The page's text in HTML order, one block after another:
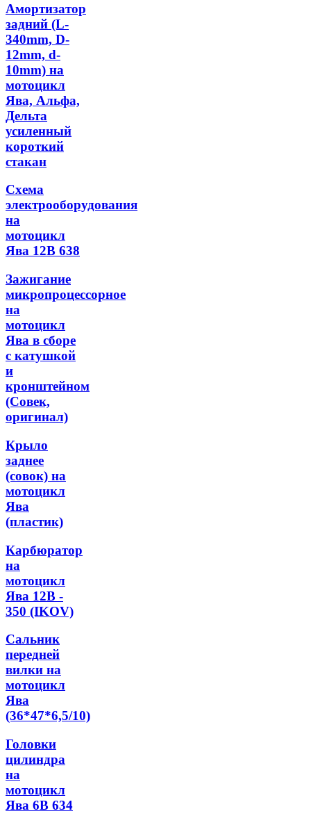
Амортизатор
задний (L-
340mm, D-
12mm, d-
10mm) на
мотоцикл
Ява, Альфа,
Дельта
усиленный
короткий
стакан
Схема
электрооборудования
на
мотоцикл
Ява 12В 638
Зажигание
микропроцессорное
на
мотоцикл
Ява в сборе
с катушкой
и
кронштейном
(Совек,
оригинал)
Крыло
заднее
(совок) на
мотоцикл
Ява
(пластик)
Карбюратор
на
мотоцикл
Ява 12В -
350 (IKOV)
Сальник
передней
вилки на
мотоцикл
Ява
(36*47*6,5/10)
Головки
цилиндра
на
мотоцикл
Ява 6В 634